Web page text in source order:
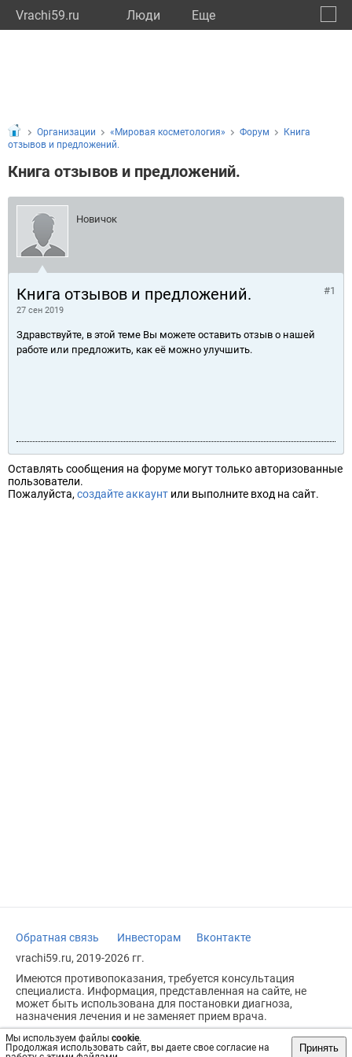
Vrachi59.ru Люди Eще
Мы используем файлы cookie.
Продолжая использовать сайт, вы даете свое согласие на
Принять
Организации «Мировая косметология» Форум
Книга
отзывов и предложений.
Книга отзывов и предложений.
Новичок
Книга отзывов и предложений.
27 сен 2019
#1
Здравствуйте, в этой теме Вы можете оставить отзыв о нашей
работе или предложить, как её можно улучшить.
Оставлять сообщения на форуме могут только авторизованные
пользователи.
Пожалуйста, создайте аккаунт или выполните вход на сайт.
Обратная связь Инвесторам
Вконтакте
vrachi59.ru, 2019-2026 гг.
Имеются противопоказания, требуется консультация
специалиста. Информация, представленная на сайте, не
может быть использована для постановки диагноза,
назначения лечения и не заменяет прием врача.
Возрастное ограничение: 18+